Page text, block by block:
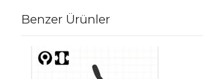
Benzer Ürünler